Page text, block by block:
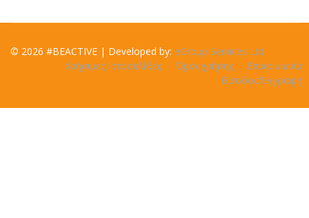
© 2026 #BEACTIVE | Developed by: eGroup Services Ltd
Χρήσιμες Ιστοσελίδες
Όροι χρήσης
Επικοινωνία
Είσοδος/Εγγραφή